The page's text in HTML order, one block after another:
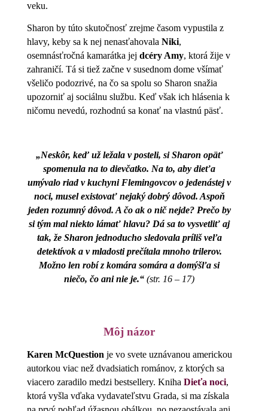
veku.
Sharon by túto skutočnosť zrejme časom vypustila z
hlavy, keby sa k nej nenasťahovala Niki,
osemnásťročná kamarátka jej dcéry Amy, ktorá žije v
zahraničí. Tá si tiež začne v susednom dome všímať
všeličo podozrivé, na čo sa spolu so Sharon snažia
upozorniť aj sociálnu službu. Keď však ich hlásenia k
ničomu nevedú, rozhodnú sa konať na vlastnú päsť.
„Neskôr, keď už ležala v posteli, si Sharon opäť
spomenula na to dievčatko. Na to, aby dieťa
umývalo riad v kuchyni Flemingovcov o jedenástej v
noci, musel existovať nejaký dobrý dôvod. Aspoň
jeden rozumný dôvod. A čo ak o nič nejde? Prečo by
si tým mal niekto lámať hlavu? Dá sa to vysvetliť aj
tak, že Sharon jednoducho sledovala príliš veľa
detektívok a v mladosti prečítala mnoho trilerov.
Možno len robí z komára somára a domýšľa si
niečo, čo ani nie je.“ (str. 16 – 17)
Môj názor
Karen McQuestion je vo svete uznávanou americkou
autorkou viac než dvadsiatich románov, z ktorých sa
viacero zaradilo medzi bestsellery. Kniha Dieťa noci,
ktorá vyšla vďaka vydavateľstvu Grada, si ma získala